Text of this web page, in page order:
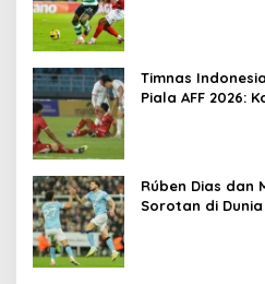
Timnas
Piala AFF 2026:
Rúben Dias dan
Sorotan di